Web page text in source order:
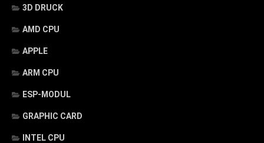
3D DRUCK
AMD CPU
APPLE
ARM CPU
ESP-MODUL
GRAPHIC CARD
INTEL CPU